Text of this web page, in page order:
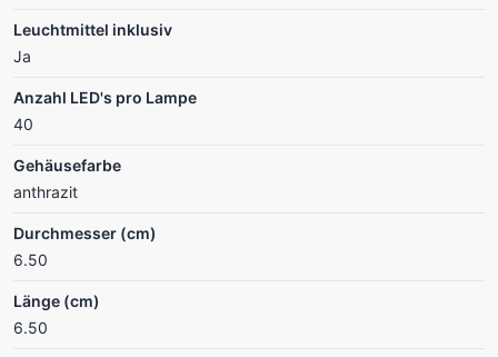
Leuchtmittel inklusiv
Ja
Anzahl LED's pro Lampe
40
Gehäusefarbe
anthrazit
Durchmesser (cm)
6.50
Länge (cm)
6.50